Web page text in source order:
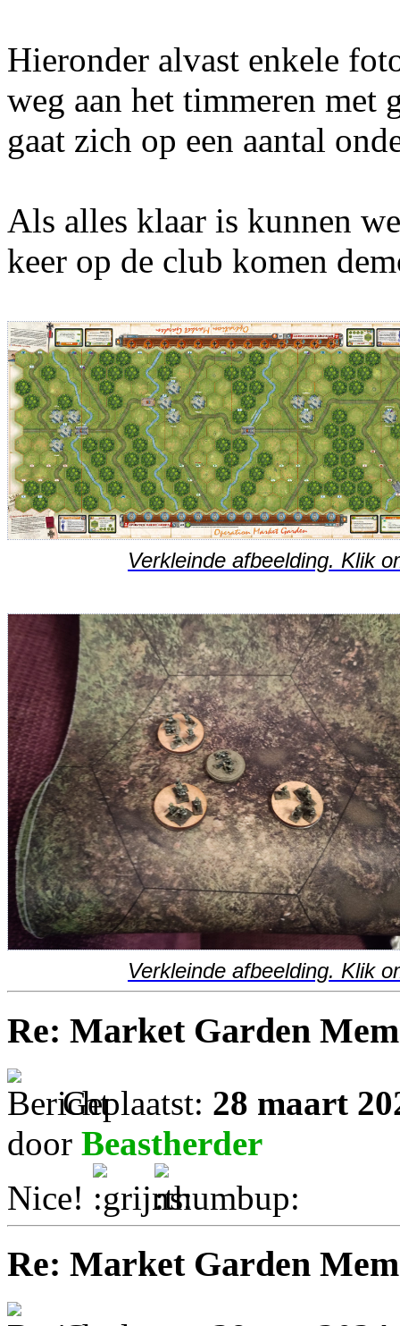
Hieronder alvast enkele
weg aan het timmeren met
gaat zich op een aantal
Als alles klaar is kunnen
keer op de club komen
Verkleinde afbeelding. Klik
Verkleinde afbeelding. Klik
Re: Market Garden
Geplaatst: 28 maart
door Beastherder
Nice!
Re: Market Garden